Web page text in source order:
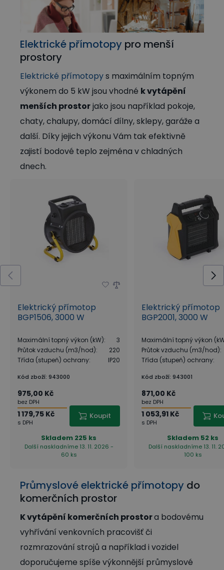
Elektrické přímotopy pro menší
prostory
Elektrické přímotopys maximálním topným
výkonem do 5 kW jsou vhodné k vytápění
menších prostorjako jsou například pokoje,
chaty, chalupy, domácí dílny, sklepy, garáže a
další. Díky jejich výkonu Vám tak efektivně
zajistí bodové teplo zejména v chladných
dnech.
Elektrický přímotop
BGP1506, 3000 W
Maximální topný výkon (kW):
3
Průtok vzduchu (m3/hod):
220
Třída (stupeň) ochrany: IP20
Kód zboží: 943000
975,00 Kč
bez DPH
1 179,75 Kč
s DPH
Koupit
Skladem 225 ks
Další naskladníme 13. 11. 2026 -
60 ks
Elektrický přímotop
BGP2001, 3000 W
Maximální topný výkon
Průtok vzduchu (m3/hod):
Třída (stupeň) ochrany:
Kód zboží: 943001
871,00 Kč
bez DPH
1 053,91 Kč
s DPH
Skladem 52 ks
Další naskladníme 13. 11.
100 ks
Průmyslové elektrické přímotopy do
komerčních prostor
K vytápění komerčních prostora bodovému
vyhřívání venkovních pracovišť či
rozmrazování strojů a například i vozidel
doporučujeme spíše výkonnější průmyslové